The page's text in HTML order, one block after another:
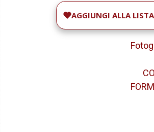
AGGIUNGI ALLA